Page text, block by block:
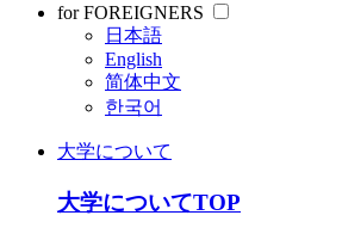
for FOREIGNERS
日本語
English
简体中文
한국어
大学について
大学についてTOP